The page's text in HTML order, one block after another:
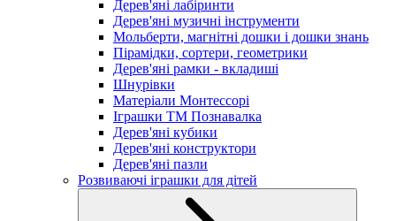
Дерев'яні лабіринти
Дерев'яні музичні інструменти
Мольберти, магнітні дошки і дошки знань
Пірамідки, сортери, геометрики
Дерев'яні рамки - вкладиші
Шнурівки
Матеріали Монтессорі
Іграшки ТМ Познавалка
Дерев'яні кубики
Дерев'яні конструктори
Дерев'яні пазли
Розвиваючі іграшки для дітей